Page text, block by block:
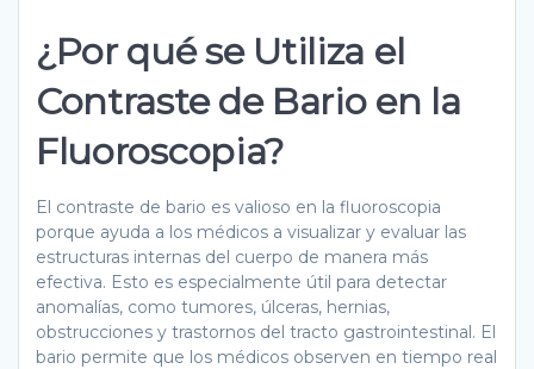
¿Por qué se Utiliza el
Contraste de Bario en la
Fluoroscopia?
El contraste de bario es valioso en la fluoroscopia
porque ayuda a los médicos a visualizar y evaluar las
estructuras internas del cuerpo de manera más
efectiva. Esto es especialmente útil para detectar
anomalías, como tumores, úlceras, hernias,
obstrucciones y trastornos del tracto gastrointestinal. El
bario permite que los médicos observen en tiempo real